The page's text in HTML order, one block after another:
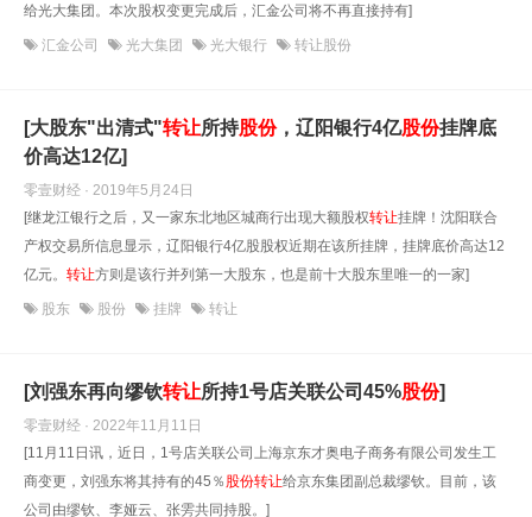
给光大集团。本次股权变更完成后，汇金公司将不再直接持有]
汇金公司 光大集团 光大银行 转让股份
[大股东"出清式"转让所持股份，辽阳银行4亿股份挂牌底
价高达12亿]
零壹财经 · 2019年5月24日
[继龙江银行之后，又一家东北地区城商行出现大额股权转让挂牌！沈阳联合
产权交易所信息显示，辽阳银行4亿股股权近期在该所挂牌，挂牌底价高达12
亿元。 转让方则是该行并列第一大股东，也是前十大股东里唯一的一家]
股东 股份 挂牌 转让
[刘强东再向缪钦转让所持1号店关联公司45%股份]
零壹财经 · 2022年11月11日
[11月11日讯，近日，1号店关联公司上海京东才奥电子商务有限公司发生工
商变更，刘强东将其持有的45％ 股份转让给京东集团副总裁缪钦。目前，该
公司由缪钦、李娅云、张雱共同持股。]